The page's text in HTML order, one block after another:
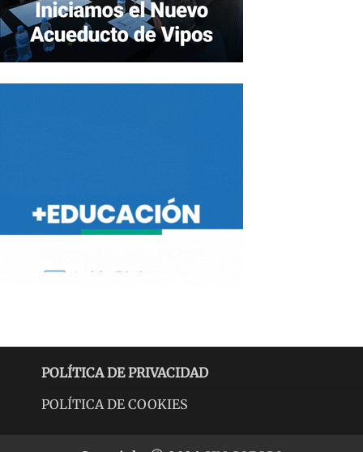
POLÍTICA DE PRIVACIDAD
POLÍTICA DE COOKIES